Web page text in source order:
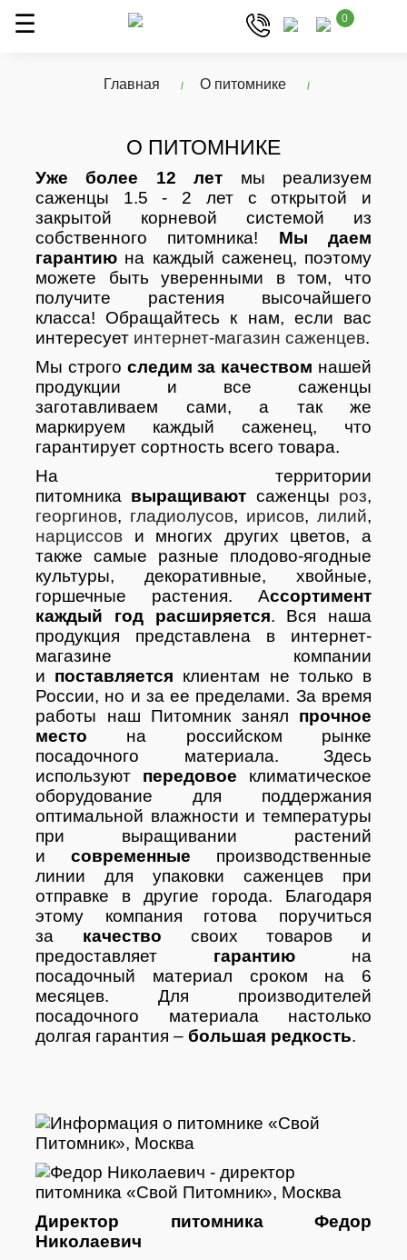
0
Главная О питомнике
О ПИТОМНИКЕ
Уже более 12 лет мы реализуем
саженцы 1.5 - 2 лет с открытой и
закрытой корневой системой из
собственного питомника! Мы даем
гарантию на каждый саженец, поэтому
можете быть уверенными в том, что
получите растения высочайшего
класса! Обращайтесь к нам, если вас
интересует интернет-магазин саженцев.
Мы строго следим за качеством нашей
продукции и все саженцы
заготавливаем сами, а так же
маркируем каждый саженец, что
гарантирует сортность всего товара.
На территории
питомника выращивают саженцы роз,
георгинов, гладиолусов, ирисов, лилий,
нарциссов и многих других цветов, а
также самые разные плодово-ягодные
культуры, декоративные, хвойные,
горшечные растения. Ассортимент
каждый год расширяется. Вся наша
продукция представлена в интернет-
магазине компании
и поставляется клиентам не только в
России, но и за ее пределами. За время
работы наш Питомник занял прочное
место на российском рынке
посадочного материала. Здесь
используют передовое климатическое
оборудование для поддержания
оптимальной влажности и температуры
при выращивании растений
и современные производственные
линии для упаковки саженцев при
отправке в другие города. Благодаря
этому компания готова поручиться
за качество своих товаров и
предоставляет гарантию на
посадочный материал сроком на 6
месяцев. Для производителей
посадочного материала настолько
долгая гарантия – большая редкость.
Директор питомника Федор
Николаевич